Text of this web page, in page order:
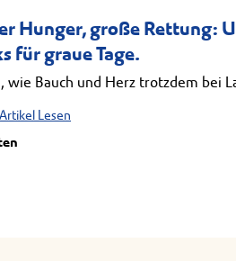
Hunger, große Rettung:
für graue Tage.
wie Bauch und Herz trotzdem bei
Lesen